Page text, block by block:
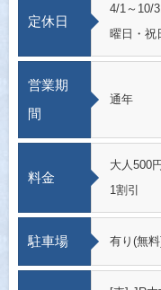
定休日
4/1～10/
曜日・祝
営業期
間
通年
料金
大人500
1割引
駐車場 有り(無